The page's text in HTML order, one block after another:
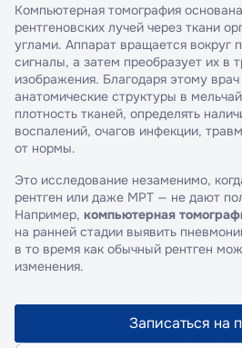
Компьютерная томография
рентгеновских лучей через ткани
углами. Аппарат вращается вокруг
сигналы, а затем преобразует их в
изображения. Благодаря этому
анатомические структуры в
плотность тканей, определять
воспалений, очагов инфекции,
от нормы.
Это исследование незаменимо,
рентген или даже МРТ — не дают
Например, компьютерная
на ранней стадии выявить
в то время как обычный рентген
изменения.
Записаться на